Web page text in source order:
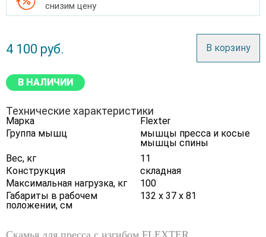
снизим цену
4 100 руб. В корзину
В НАЛИЧИИ
Технические характеристики
Марка
Flexter
Группа мышц
мышцы пресса и косые
мышцы спины
Вес, кг
11
Конструкция
складная
Максимальная нагрузка, кг
100
Габариты в рабочем
положении, см
132 х 37 х 81
Скамья для пресса с изгибом FLEXTER